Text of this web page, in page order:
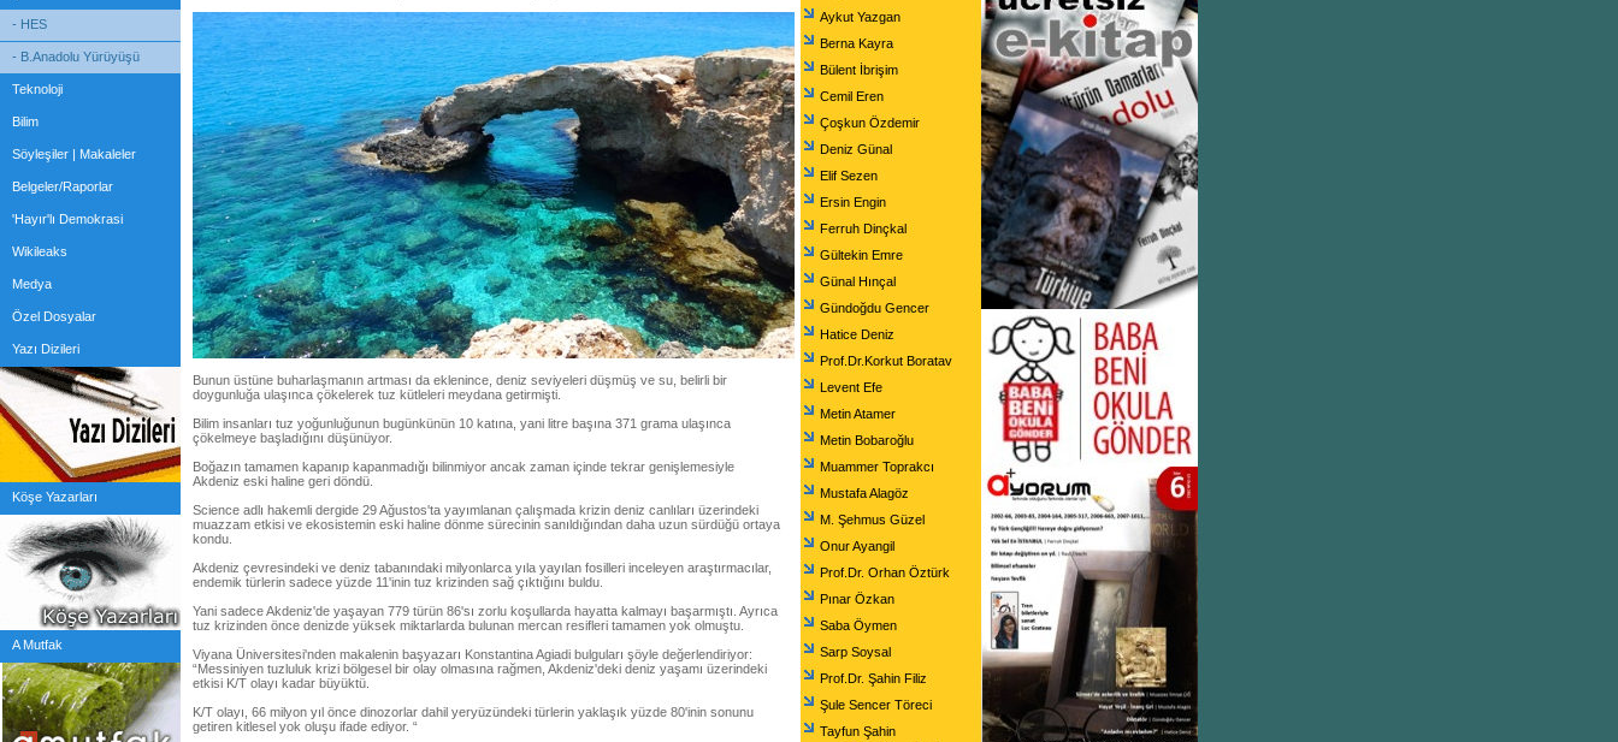
- HES
- B.Anadolu Yürüyüşü
Teknoloji
Bilim
Söyleşiler | Makaleler
Belgeler/Raporlar
'Hayır'lı Demokrasi
Wikileaks
Medya
Özel Dosyalar
Yazı Dizileri
Köşe Yazarları
A Mutfak
Bunun üstüne buharlaşmanın artması da eklenince, deniz seviyeleri düşmüş ve su, belirli bir
doygunluğa ulaşınca çökelerek tuz kütleleri meydana getirmişti.
Bilim insanları tuz yoğunluğunun bugünkünün 10 katına, yani litre başına 371 grama ulaşınca
çökelmeye başladığını düşünüyor.
Boğazın tamamen kapanıp kapanmadığı bilinmiyor ancak zaman içinde tekrar genişlemesiyle
Akdeniz eski haline geri döndü.
Science adlı hakemli dergide 29 Ağustos'ta yayımlanan çalışmada krizin deniz canlıları üzerindeki
muazzam etkisi ve ekosistemin eski haline dönme sürecinin sanıldığından daha uzun sürdüğü ortaya
kondu.
Akdeniz çevresindeki ve deniz tabanındaki milyonlarca yıla yayılan fosilleri inceleyen araştırmacılar,
endemik türlerin sadece yüzde 11'inin tuz krizinden sağ çıktığını buldu.
Yani sadece Akdeniz'de yaşayan 779 türün 86'sı zorlu koşullarda hayatta kalmayı başarmıştı. Ayrıca
tuz krizinden önce denizde yüksek miktarlarda bulunan mercan resifleri tamamen yok olmuştu.
Viyana Üniversitesi'nden makalenin başyazarı Konstantina Agiadi bulguları şöyle değerlendiriyor:
“Messiniyen tuzluluk krizi bölgesel bir olay olmasına rağmen, Akdeniz'deki deniz yaşamı üzerindeki
etkisi K/T olayı kadar büyüktü.
K/T olayı, 66 milyon yıl önce dinozorlar dahil yeryüzündeki türlerin yaklaşık yüzde 80'inin sonunu
getiren kitlesel yok oluşu ifade ediyor. “
Aykut Yazgan
Berna Kayra
Bülent İbrişim
Cemil Eren
Çoşkun Özdemir
Deniz Günal
Elif Sezen
Ersin Engin
Ferruh Dinçkal
Gültekin Emre
Günal Hınçal
Gündoğdu Gencer
Hatice Deniz
Prof.Dr.Korkut Boratav
Levent Efe
Metin Atamer
Metin Bobaroğlu
Muammer Toprakcı
Mustafa Alagöz
M. Şehmus Güzel
Onur Ayangil
Prof.Dr. Orhan Öztürk
Pınar Özkan
Saba Öymen
Sarp Soysal
Prof.Dr. Şahin Filiz
Şule Sencer Töreci
Tayfun Şahin